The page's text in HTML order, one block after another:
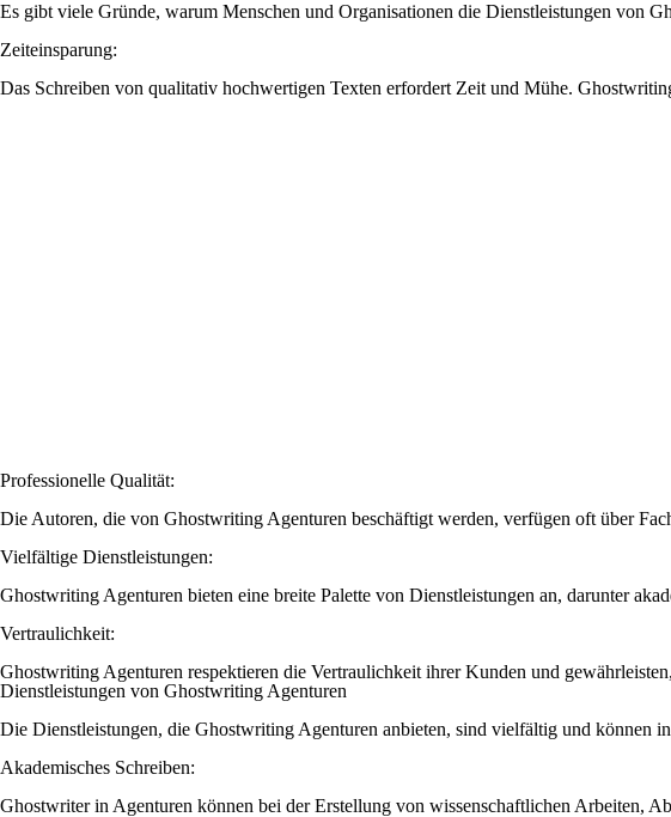
Es gibt viele Gründe, warum Menschen und Organisationen die Dienstleistungen von
Zeiteinsparung:
Das Schreiben von qualitativ hochwertigen Texten erfordert Zeit und Mühe.
Professionelle Qualität:
Die Autoren, die von Ghostwriting Agenturen beschäftigt werden, verfügen oft über
Vielfältige Dienstleistungen:
Ghostwriting Agenturen bieten eine breite Palette von Dienstleistungen an, darunter
Vertraulichkeit:
Ghostwriting Agenturen respektieren die Vertraulichkeit ihrer Kunden und
Dienstleistungen von Ghostwriting Agenturen
Die Dienstleistungen, die Ghostwriting Agenturen anbieten, sind vielfältig und können
Akademisches Schreiben:
Ghostwriter in Agenturen können bei der Erstellung von wissenschaftlichen Arbeiten,